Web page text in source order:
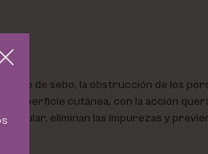
de sebo, la obstrucción de los
superficie cutánea, con la acción
eliminan las impurezas y